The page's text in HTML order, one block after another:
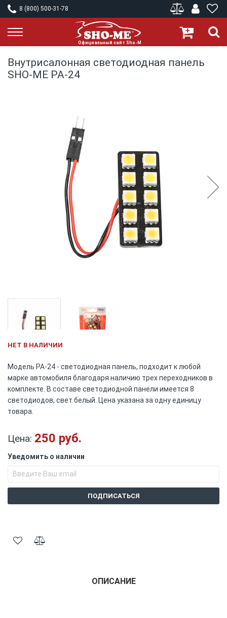
8 (800) 500-31-78
Внутрисалонная светодиодная панель
SHO-ME PA-24
to
beginning
of
the
images
gallery
НЕТ В НАЛИЧИИ
Модель PA-24 - светодиодная панель, подходит к любой
марке автомобиля благодаря наличию трех переходников в
комплекте. В составе светодиодной панели имеется 8
светодиодов, свет белый. Цена указана за одну единицу
товара.
Цена: 250 руб.
Уведомить о наличии
ПОДПИСАТЬСЯ
ОПИСАНИЕ